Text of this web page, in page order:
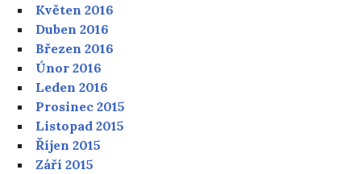
Květen 2016
Duben 2016
Březen 2016
Únor 2016
Leden 2016
Prosinec 2015
Listopad 2015
Říjen 2015
Září 2015